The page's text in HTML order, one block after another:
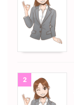
2